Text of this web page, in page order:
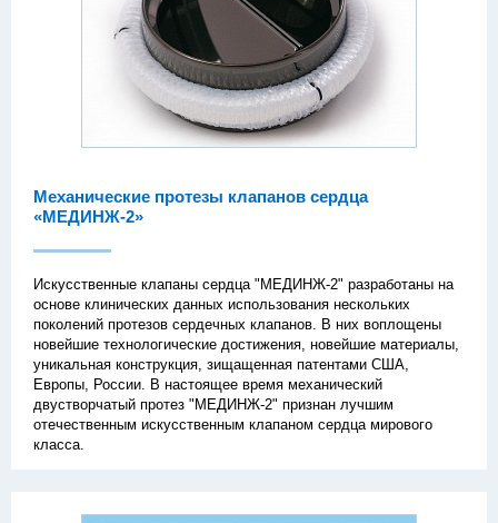
Механические протезы клапанов сердца
«МЕДИНЖ-2»
Искусственные клапаны сердца "МЕДИНЖ-2" разработаны на
основе клинических данных использования нескольких
поколений протезов сердечных клапанов. В них воплощены
новейшие технологические достижения, новейшие материалы,
уникальная конструкция, зищащенная патентами США,
Европы, России. В настоящее время механический
двустворчатый протез "МЕДИНЖ-2" признан лучшим
отечественным искусственным клапаном сердца мирового
класса.